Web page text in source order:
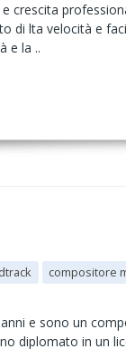
e crescita
di lta velocità e
e la ..
compositore
e sono un
diplomato in un